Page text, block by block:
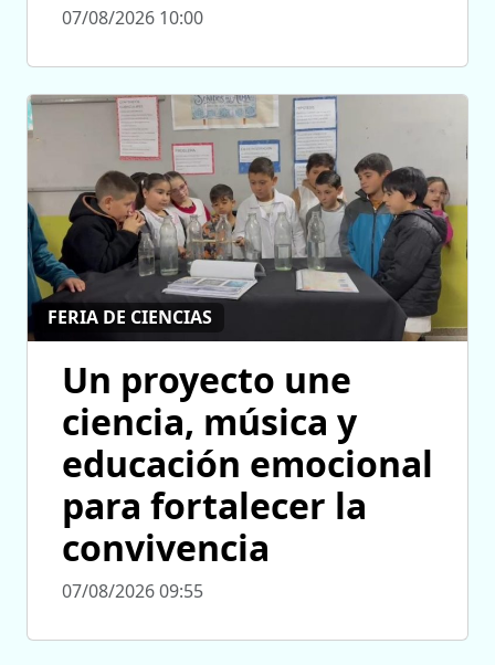
07/08/2026 10:00
FERIA DE CIENCIAS
Un proyecto une
ciencia, música y
educación emocional
para fortalecer la
convivencia
07/08/2026 09:55